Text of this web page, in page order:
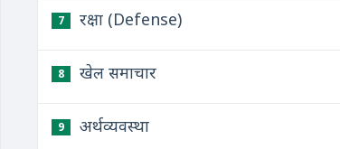
7 रक्षा (Defense)
8 खेल समाचार
9 अर्थव्यवस्था